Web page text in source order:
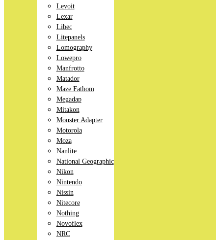
Levoit
Lexar
Libec
Litepanels
Lomography
Lowepro
Manfrotto
Matador
Maze Fathom
Megadap
Mitakon
Monster Adapter
Motorola
Moza
Nanlite
National Geographic
Nikon
Nintendo
Nissin
Nitecore
Nothing
Novoflex
NRC